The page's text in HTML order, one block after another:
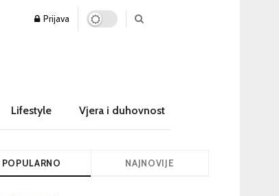
Prijava
Lifestyle Vjera i duhovnost
POPULARNO NAJNOVIJE